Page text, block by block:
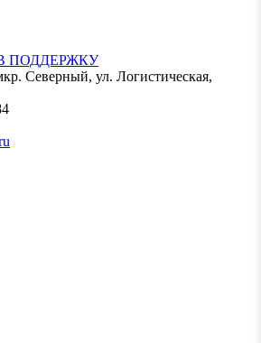
ПОДДЕРЖКУ
Северный, ул. Логистическая,